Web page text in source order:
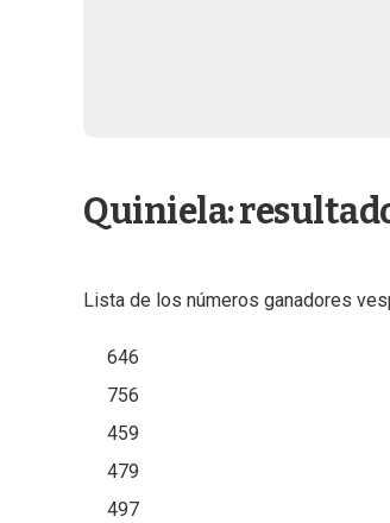
Quiniela:
Lista de los números ganadores
646
756
459
479
497